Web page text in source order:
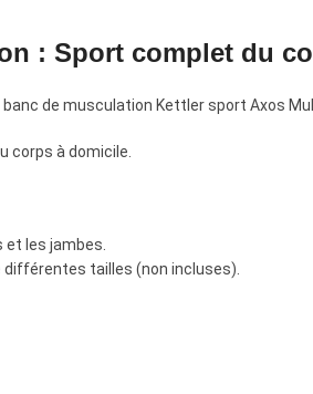
: Sport complet du
banc de musculation Kettler sport Axos
corps à domicile.
et les jambes.
tailles (non incluses).